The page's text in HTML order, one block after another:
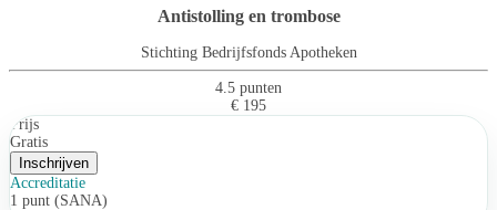
Antistolling en trombose
Stichting Bedrijfsfonds Apotheken
4.5 punten
€ 195
Prijs
Gratis
Inschrijven
Accreditatie
1 punt (SANA)